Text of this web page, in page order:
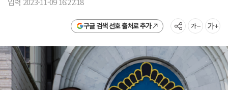
구글 검색 선호 출처로 추가